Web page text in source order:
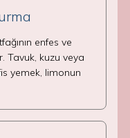
enfes ve
Tavuk, kuzu veya
yemek, limonun